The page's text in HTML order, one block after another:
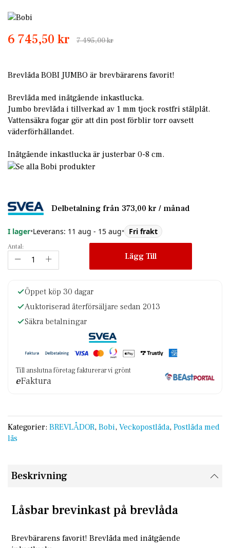
Skip
the
the
gallery
6 745,50 kr 7 495,00 kr
Brevlåda BOBI JUMBO är brevbärarens favorit!
Brevlåda med inåtgående inkastlucka.
Jumbo brevlåda i tillverkad av 1 mm tjock rostfri stålplåt.
Vattensäkra fogar gör att din post förblir torr oavsett
väderförhållandet.
Inåtgående inkastlucka är justerbar 0-8 cm.
Delbetalning från 373,00 kr / månad
I lager•Leverans: 11 aug - 15 aug• Fri frakt
Antal:
Lägg Till
Öppet köp 30 dagar
Auktoriserad återförsäljare sedan 2013
Säkra betalningar
Till anslutna företag fakturerar vi grönt
eFaktura
Kategorier: BREVLÅDOR, Bobi, Veckopostlåda, Postlåda med
lås
Beskrivning
Låsbar brevinkast på brevlåda
Brevbärarens favorit! Brevlåda med inåtgående